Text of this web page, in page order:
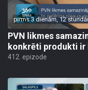
pirms 3 dienām, 12
PVN likmes
konkrēti produkti ir
412. epizode